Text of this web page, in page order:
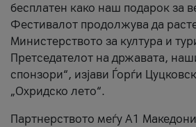
бесплатен како наш подарок за
Фестивалот продолжува да
Министерството за култура и
Претседателот на државата,
спонзори“, изјави Ѓорѓи
„Охридско лето“.
Партнерството меѓу A1